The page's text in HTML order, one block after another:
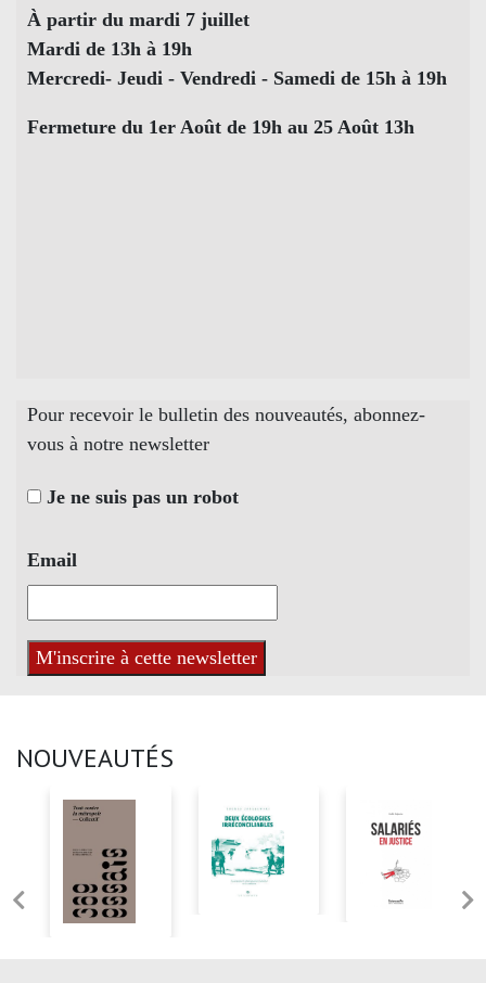
À partir du mardi 7 juillet
Mardi de 13h à 19h
Mercredi- Jeudi - Vendredi - Samedi de 15h à 19h
Fermeture du 1er Août de 19h au 25 Août 13h
Pour recevoir le bulletin des nouveautés, abonnez-
vous à notre newsletter
Je ne suis pas un robot
Email
NOUVEAUTÉS